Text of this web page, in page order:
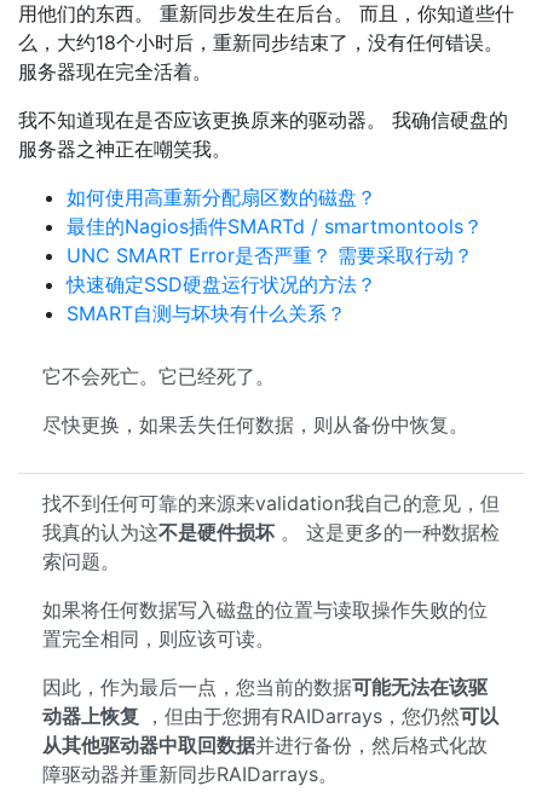
用他们的东西。 重新同步发生在后台。 而且，你知道些什
么，大约18个小时后，重新同步结束了，没有任何错误。
服务器现在完全活着。
我不知道现在是否应该更换原来的驱动器。 我确信硬盘的
服务器之神正在嘲笑我。
如何使用高重新分配扇区数的磁盘？
最佳的Nagios插件SMARTd / smartmontools？
UNC SMART Error是否严重？ 需要采取行动？
快速确定SSD硬盘运行状况的方法？
SMART自测与坏块有什么关系？
它不会死亡。它已经死了。
尽快更换，如果丢失任何数据，则从备份中恢复。
找不到任何可靠的来源来validation我自己的意见，但
我真的认为这不是硬件损坏 。 这是更多的一种数据检
索问题。
如果将任何数据写入磁盘的位置与读取操作失败的位
置完全相同，则应该可读。
因此，作为最后一点，您当前的数据可能无法在该驱
动器上恢复 ，但由于您拥有RAIDarrays，您仍然可以
从其他驱动器中取回数据并进行备份，然后格式化故
障驱动器并重新同步RAIDarrays。